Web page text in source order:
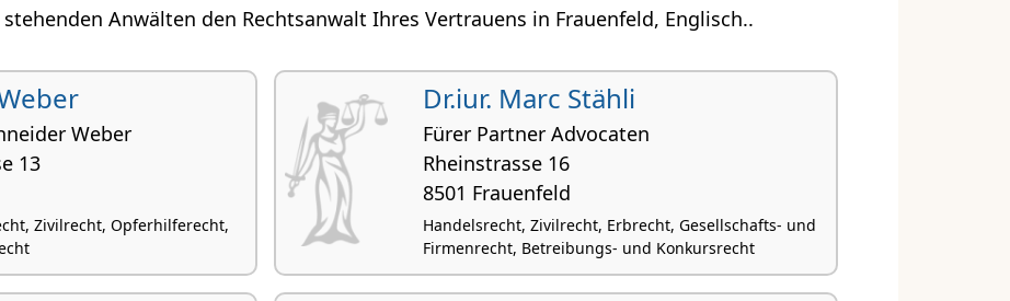
Anwälten den Rechtsanwalt Ihres Vertrauens in Frauenfeld, Englisch..
Weber
13
Zivilrecht, Opferhilferecht,
Dr.iur. Marc Stähli
Fürer Partner Advocaten
Rheinstrasse 16
8501 Frauenfeld
Handelsrecht, Zivilrecht, Erbrecht, Gesellschafts- und
Firmenrecht, Betreibungs- und Konkursrecht